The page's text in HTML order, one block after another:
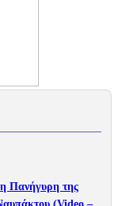
Πανήγυρη της